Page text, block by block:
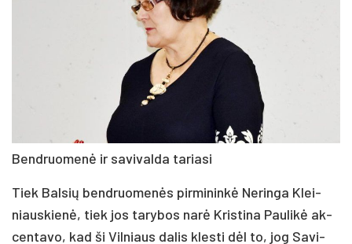
Bend­ruo­me­nė ir sa­vi­val­da ta­ria­si
Tiek Bal­sių bend­ruo­me­nės pir­mi­nin­kė Ne­rin­ga Klei­
niaus­kie­nė, tiek jos ta­ry­bos na­rė Kris­ti­na Pau­li­kė ak­
cen­ta­vo, kad ši Vil­niaus da­lis kles­ti dėl to, jog Sa­vi­